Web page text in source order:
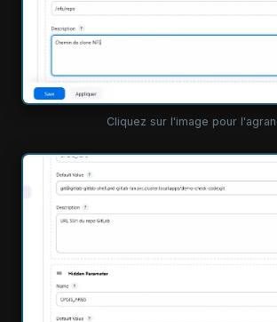
Cliquez sur l'image pour